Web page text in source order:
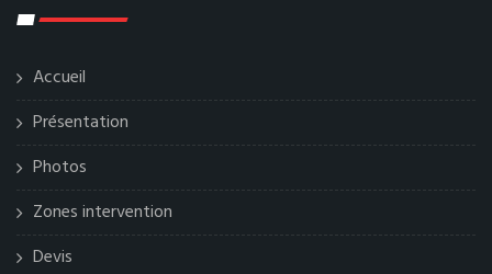
Accueil
Présentation
Photos
Zones intervention
Devis